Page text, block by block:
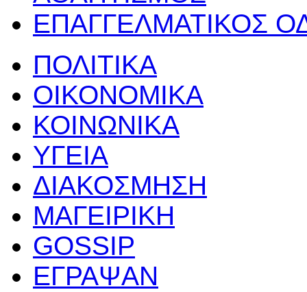
ΕΠΑΓΓΕΛΜΑΤΙΚΟΣ
ΠΟΛΙΤΙΚΑ
ΟΙΚΟΝΟΜΙΚΑ
ΚΟΙΝΩΝΙΚΑ
ΥΓΕΙΑ
ΔΙΑΚΟΣΜΗΣΗ
ΜΑΓΕΙΡΙΚΗ
GOSSIP
ΕΓΡΑΨΑΝ